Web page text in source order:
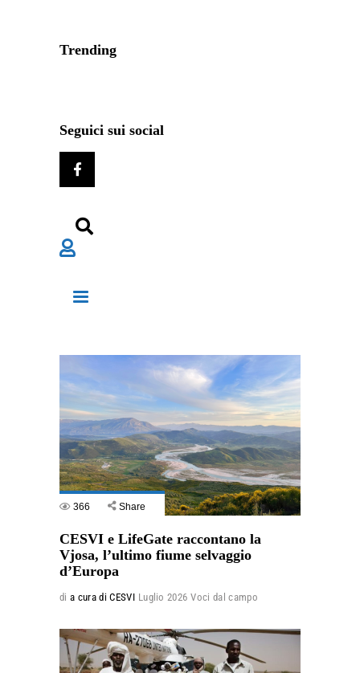
Trending
Seguici sui social
366 Share
CESVI e LifeGate raccontano la
Vjosa, l’ultimo fiume selvaggio
d’Europa
di a cura di CESVI Luglio 2026 Voci dal campo